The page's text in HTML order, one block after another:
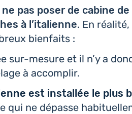
pas poser de cabine
à l’i­ta­lienne. En
bienfaits :
sur-mesure et il n’y a
à accomplir.
est ins­tal­lée le plus
qui ne dépasse